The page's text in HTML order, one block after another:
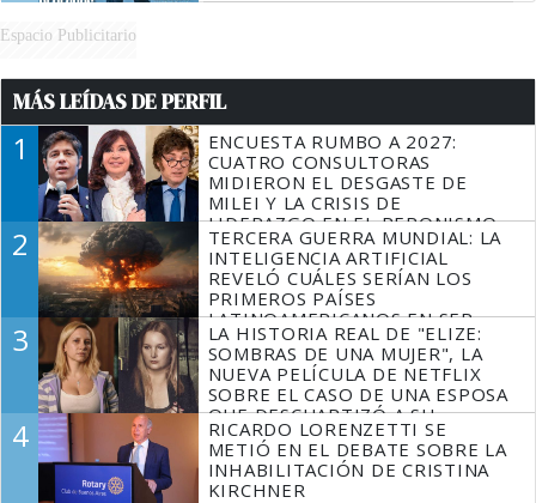
Espacio Publicitario
MÁS LEÍDAS DE PERFIL
1
ENCUESTA RUMBO A 2027:
CUATRO CONSULTORAS
MIDIERON EL DESGASTE DE
MILEI Y LA CRISIS DE
LIDERAZGO EN EL PERONISMO
2
TERCERA GUERRA MUNDIAL: LA
INTELIGENCIA ARTIFICIAL
REVELÓ CUÁLES SERÍAN LOS
PRIMEROS PAÍSES
LATINOAMERICANOS EN SER
DERROTADOS
3
LA HISTORIA REAL DE "ELIZE:
SOMBRAS DE UNA MUJER", LA
NUEVA PELÍCULA DE NETFLIX
SOBRE EL CASO DE UNA ESPOSA
QUE DESCUARTIZÓ A SU
MARIDO
4
RICARDO LORENZETTI SE
METIÓ EN EL DEBATE SOBRE LA
INHABILITACIÓN DE CRISTINA
KIRCHNER